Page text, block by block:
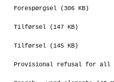
Forespørgsel (306 KB)
Tilførsel (147 KB)
Tilførsel (145 KB)
Provisional refusal for all